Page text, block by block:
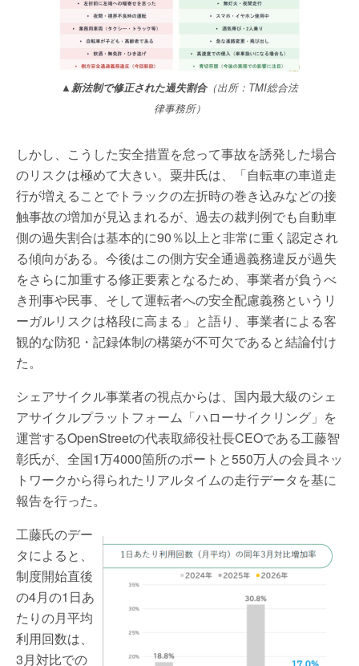
▲新法制で修正された過失割合（出所：TMI総合法
律事務所）
しかし、こうした安全措置を怠って事故を誘発した場合
のリスクは極めて大きい。粟井氏は、「自転車の車道走
行が増えることでトラックの左折時の巻き込みなどの接
触事故の増加が見込まれるが、過去の裁判例でも自動車
側の過失割合は基本的に90％以上と非常に重く認定され
る傾向がある。今後はこの側方安全通過義務違反が過失
をさらに加重する修正要素となるため、事業者が負うべ
き刑事や民事、そして運転者への安全配慮義務というリ
ーガルリスクは格段に高まる」と語り、事業者による客
観的な防犯・記録体制の構築が不可欠であると結論付け
た。
シェアサイクル事業者の視点からは、国内最大級のシェ
アサイクルプラットフォーム「ハローサイクリング」を
運営するOpenStreetの代表取締役社長CEOである工藤智
彰氏が、全国1万4000箇所のポートと550万人の会員ネッ
トワークから得られたリアルタイムの走行データを基に
報告を行った。
工藤氏のデー
タによると、
制度開始直後
の4月の1日あ
たりの月平均
利用回数は、
3月対比での